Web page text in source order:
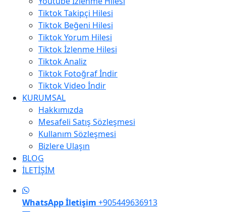
Tiktok Takipçi Hilesi
Tiktok Beğeni Hilesi
Tiktok Yorum Hilesi
Tiktok İzlenme Hilesi
Tiktok Analiz
Tiktok Fotoğraf İndir
Tiktok Video İndir
KURUMSAL
Hakkımızda
Mesafeli Satış Sözleşmesi
Kullanım Sözleşmesi
Bizlere Ulaşın
BLOG
İLETİŞİM
WhatsApp İletişim +905449636913